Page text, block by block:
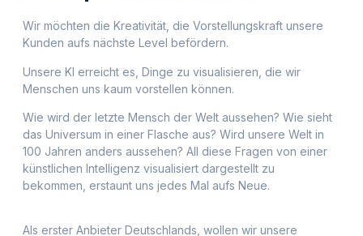
Begeisterung der Kunst mit euch teilen und zu fairen
Preisen, qualitativ hochwertig, unsere Kunst anbieten. Sei
ein Teil der Geschichte.
Unser Antrieb